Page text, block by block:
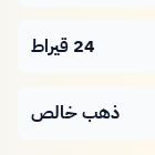
24 قيراط
ذهب خالص